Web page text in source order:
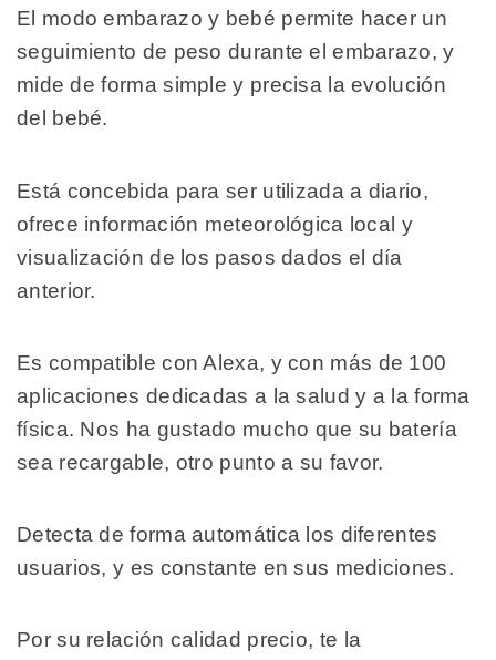
El modo embarazo y bebé permite hacer un
seguimiento de peso durante el embarazo, y
mide de forma simple y precisa la evolución
del bebé.
Está concebida para ser utilizada a diario,
ofrece información meteorológica local y
visualización de los pasos dados el día
anterior.
Es compatible con Alexa, y con más de 100
aplicaciones dedicadas a la salud y a la forma
física. Nos ha gustado mucho que su batería
sea recargable, otro punto a su favor.
Detecta de forma automática los diferentes
usuarios, y es constante en sus mediciones.
Por su relación calidad precio, te la